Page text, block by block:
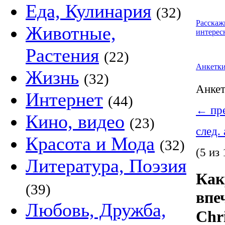
Еда, Кулинария (32)
Животные,
Растения (22)
Жизнь (32)
Интернет (44)
Кино, видео (23)
Красота и Мода (32)
Литература, Поэзия
(39)
Любовь, Дружба,
←
след.
(5 из